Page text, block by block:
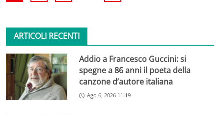
ARTICOLI RECENTI
Addio a Francesco Guccini: si
spegne a 86 anni il poeta della
canzone d’autore italiana
Ago 6, 2026 11:19